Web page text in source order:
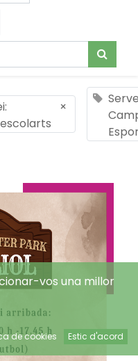
×
vos una millor
de cookies Estic d'acord